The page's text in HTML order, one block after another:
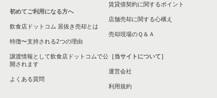
東京23区の現賃料20万円以下のアジア料理の居抜き売却物件の
案件一覧
初めてご利用になる方へ
飲食店ドットコム 居抜き売却とは
特徴〜支持される2つの理由
譲渡情報として飲食店ドットコムで公
開されます
よくある質問
賃貸借契約に関するポイント
店舗売却に関する心構え
売却現場のＱ＆Ａ
［当サイトについて］
運営会社
利用規約